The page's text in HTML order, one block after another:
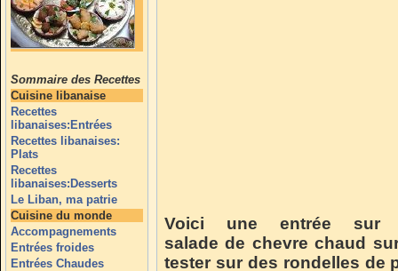
Sommaire des Recettes
Cuisine libanaise
Recettes
libanaises:Entrées
Recettes libanaises:
Plats
Recettes
libanaises:Desserts
Le Liban, ma patrie
Cuisine du monde
Accompagnements
Entrées froides
Entrées Chaudes
Voici une entrée
salade de chevre chaud
tester sur des rondelles de